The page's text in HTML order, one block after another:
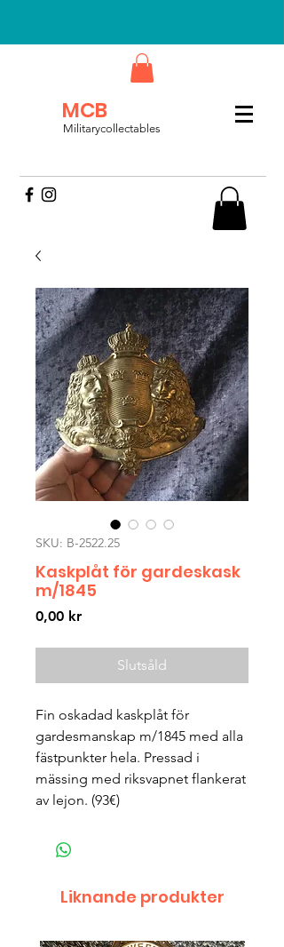
MCB
Militarycollectables
SKU: B-2522.25
Kaskplåt för gardeskask
m/1845
0,00 krPris
Slutsåld
Fin oskadad kaskplåt för
gardesmanskap m/1845 med alla
fästpunkter hela. Pressad i
mässing med riksvapnet flankerat
av lejon. (93€)
Liknande produkter